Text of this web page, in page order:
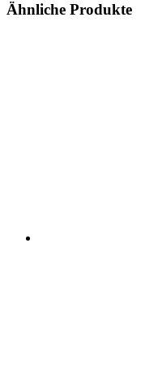
Ähnliche Produkte